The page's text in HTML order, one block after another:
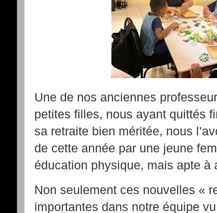
Une de nos anciennes
petites filles, nous ayant quittés
sa retraite bien méritée, nous
de cette année par une jeune
éducation physique, mais apte à
Non seulement ces nouvelles «
importantes dans notre équipe